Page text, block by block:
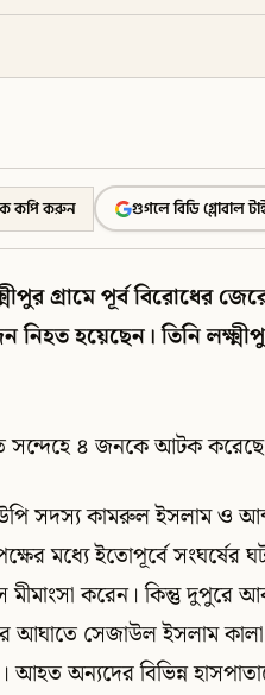
কপি করুন গুগলে বিডি গ্লোবাল
গ্রামে পূর্ব বিরোধের
হয়েছেন। তিনি
সন্দেহে ৪ জনকে আটক
ইউপি সদস্য কামরুল ইসলাম ও
মধ্যে ইতোপূর্বে সংঘর্ষের
মীমাংসা করেন। কিন্তু দুপুরে
আঘাতে সেজাউল ইসলাম
অন্যদের বিভিন্ন